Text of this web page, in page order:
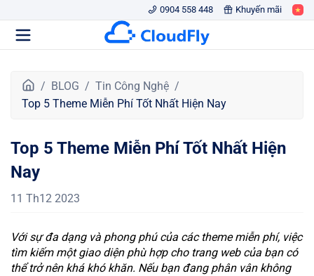
0904 558 448 Khuyến mãi
r
g
h
ủ
BLOG
Tin Công Nghệ
Top 5 Theme Miễn Phí Tốt Nhất Hiện Nay
Top 5 Theme Miễn Phí Tốt Nhất Hiện
Nay
11 Th12 2023
Với sự đa dạng và phong phú của các theme miễn phí, việc
tìm kiếm một giao diện phù hợp cho trang web của bạn có
thể trở nên khá khó khăn. Nếu bạn đang phân vân không